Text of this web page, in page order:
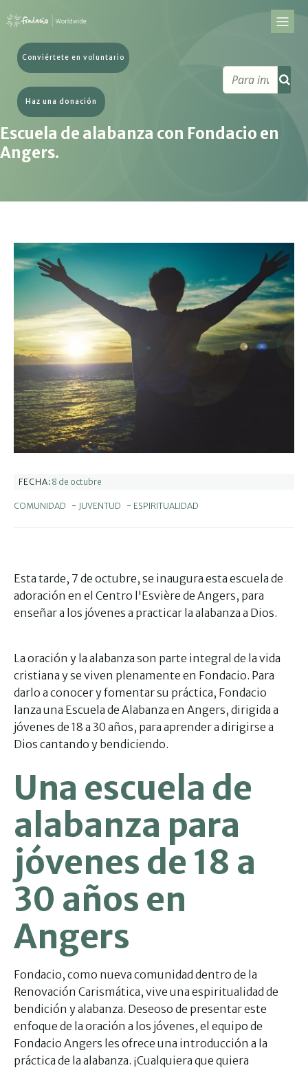
Conviértete en voluntario
Haz una donación
Escuela de alabanza con Fondacio en
Angers.
FECHA: 8 de octubre
COMUNIDAD - JUVENTUD - ESPIRITUALIDAD
Esta tarde, 7 de octubre, se inaugura esta escuela de
adoración en el Centro l'Esvière de Angers, para
enseñar a los jóvenes a practicar la alabanza a Dios.
La oración y la alabanza son parte integral de la vida
cristiana y se viven plenamente en Fondacio. Para
darlo a conocer y fomentar su práctica, Fondacio
lanza una Escuela de Alabanza en Angers, dirigida a
jóvenes de 18 a 30 años, para aprender a dirigirse a
Dios cantando y bendiciendo.
Una escuela de
alabanza para
jóvenes de 18 a
30 años en
Angers
Fondacio, como nueva comunidad dentro de la
Renovación Carismática, vive una espiritualidad de
bendición y alabanza. Deseoso de presentar este
enfoque de la oración a los jóvenes, el equipo de
Fondacio Angers les ofrece una introducción a la
práctica de la alabanza. ¡Cualquiera que quiera